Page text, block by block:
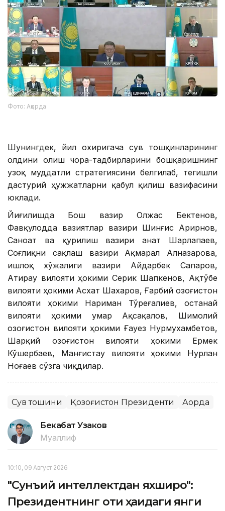
Фото: Ақорда
Шунингдек, йил охиригача сув тошқинларининг
олдини олиш чора-тадбирларини бошқаришнинг
узоқ муддатли стратегиясини белгилаб, тегишли
дастурий ҳужжатларни қабул қилиш вазифасини
юклади.
Йиғилишда Бош вазир Олжас Бектенов,
Фавқулодда вазиятлар вазири Шинғис Арирнов,
Саноат ва қурилиш вазири Қанат Шарлапаев,
Соғлиқни сақлаш вазири Ақмарал Алназарова,
Қишлоқ хўжалиги вазири Айдарбек Сапаров,
Атирау вилояти ҳокими Серик Шапкенов, Ақтўбе
вилояти ҳокими Асхат Шахаров, Ғарбий Қозоғистон
вилояти ҳокими Нариман Тўреғалиев, Қостанай
вилояти ҳокими Қумар Ақсақалов, Шимолий
Қозоғистон вилояти ҳокими Ғауез Нурмухамбетов,
Шарқий Қозоғистон вилояти ҳокими Ермек
Кўшербаев, Манғистау вилояти ҳокими Нурлан
Ноғаев сўзга чиқдилар.
Сув тошқини Қозоғистон Президенти Ақорда
Бекабат Узаков
Муаллиф
10:10, 09 Август 2026
"Сунъий интеллектдан яхшироқ":
Президентнинг оти ҳақидаги янги